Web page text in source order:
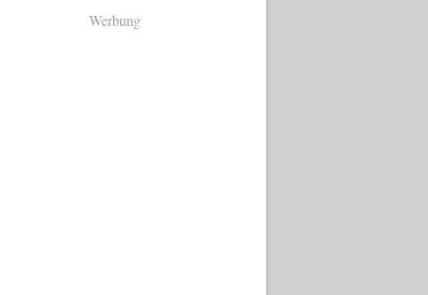
Werbung